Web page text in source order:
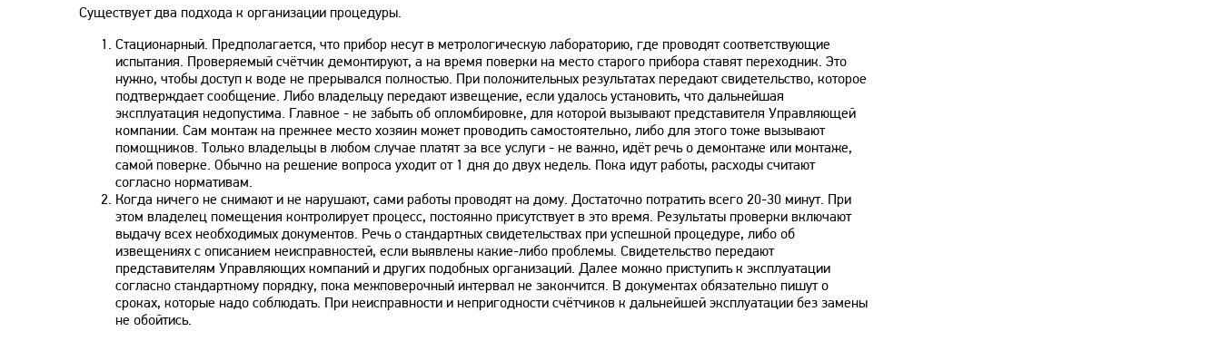
Существует два подхода к организации процедуры.
Стационарный. Предполагается, что прибор несут в метрологическую лабораторию, где проводят соответствующие
испытания. Проверяемый счётчик демонтируют, а на время поверки на место старого прибора ставят переходник. Это
нужно, чтобы доступ к воде не прерывался полностью. При положительных результатах передают свидетельство, которое
подтверждает сообщение. Либо владельцу передают извещение, если удалось установить, что дальнейшая
эксплуатация недопустима. Главное - не забыть об опломбировке, для которой вызывают представителя Управляющей
компании. Сам монтаж на прежнее место хозяин может проводить самостоятельно, либо для этого тоже вызывают
помощников. Только владельцы в любом случае платят за все услуги - не важно, идёт речь о демонтаже или монтаже,
самой поверке. Обычно на решение вопроса уходит от 1 дня до двух недель. Пока идут работы, расходы считают
согласно нормативам.
Когда ничего не снимают и не нарушают, сами работы проводят на дому. Достаточно потратить всего 20-30 минут. При
этом владелец помещения контролирует процесс, постоянно присутствует в это время. Результаты проверки включают
выдачу всех необходимых документов. Речь о стандартных свидетельствах при успешной процедуре, либо об
извещениях с описанием неисправностей, если выявлены какие-либо проблемы. Свидетельство передают
представителям Управляющих компаний и других подобных организаций. Далее можно приступить к эксплуатации
согласно стандартному порядку, пока межповерочный интервал не закончится. В документах обязательно пишут о
сроках, которые надо соблюдать. При неисправности и непригодности счётчиков к дальнейшей эксплуатации без замены
не обойтись.